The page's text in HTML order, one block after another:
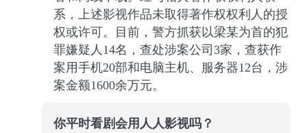
系，上述影视作品未取得著作权权利人的授
权或许可。目前，警方抓获以梁某为首的犯
罪嫌疑人14名，查处涉案公司3家，查获作
案用手机20部和电脑主机、服务器12台，涉
案金额1600余万元。
你平时看剧会用人人影视吗？